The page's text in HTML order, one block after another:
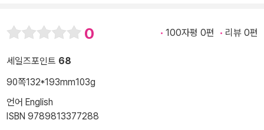
0 100자평 0편 리뷰 0편
세일즈포인트 68
90쪽132*193mm103g
언어 English
ISBN 9789813377288